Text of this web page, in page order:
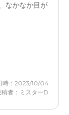
なかなか目が
生活に精神的
てはいるが、
時：2023/10/04
稿者：ミスターD